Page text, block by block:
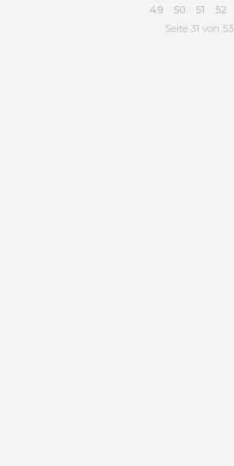
49 50 51 52
Seite 31 von 53